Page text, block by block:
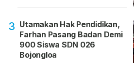
3 Utamakan Hak Pendidikan,
Farhan Pasang Badan Demi
900 Siswa SDN 026
Bojongloa